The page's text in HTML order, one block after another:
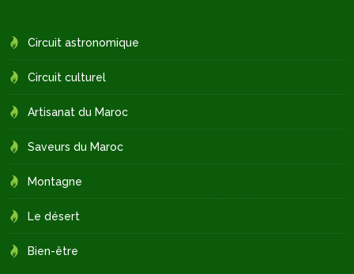
Circuit astronomique
Circuit culturel
Artisanat du Maroc
Saveurs du Maroc
Montagne
Le désert
Bien-être